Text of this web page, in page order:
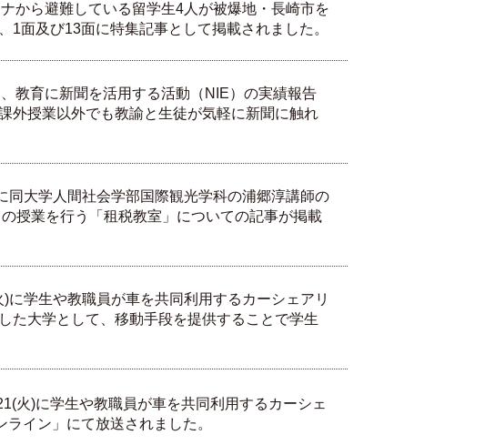
から避難している留学生4人が被爆地・長崎市を
面及び13面に特集記事として掲載されました。
教育に新聞を活用する活動（NIE）の実績報告
外授業以外でも教諭と生徒が気軽に新聞に触れ
同大学人間社会学部国際観光学科の浦郷淳講師の
授業を行う「租税教室」についての記事が掲載
に学生や教職員が車を共同利用するカーシェアリ
た大学として、移動手段を提供することで学生
火)に学生や教職員が車を共同利用するカーシェ
イン」にて放送されました。